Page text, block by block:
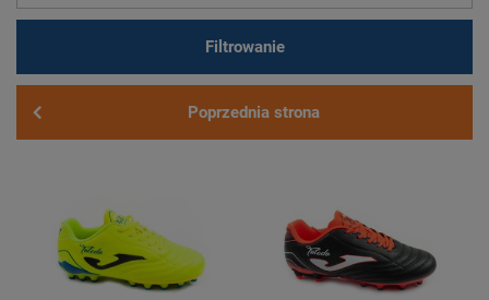
Filtrowanie
Poprzednia strona